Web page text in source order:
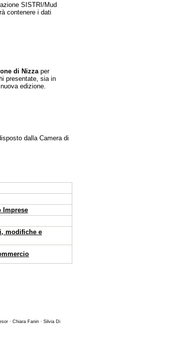
SISTRI/Mud
contenere i dati
di Nizzaper
presentate, sia in
edizione.
dalla Camera di
Imprese
modifiche e
· Chiara Fanin · Silvia Di